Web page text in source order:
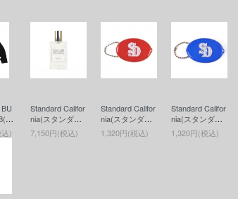
ア
イ
) A
Cu
)
Standard Califor
nia(スタンダー
ドカリフォルニ
ア) SD Fragran
7,150円(税込)
Standard Califor
nia(スタンダー
ドカリフォルニ
ア) SD Coin Ca
1,320円(税込)
Standard Califor
nia(スタンダー
ドカリフォルニ
ア) SD Coin Ca
1,320円(税込)